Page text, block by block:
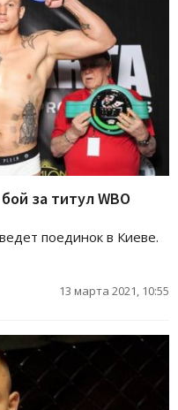
за титул WBO
поединок в Киеве.
13 марта 2021, 10:55